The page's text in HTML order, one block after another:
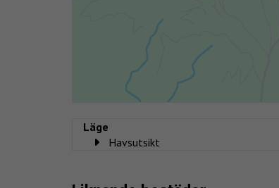
Läge
Havsutsikt